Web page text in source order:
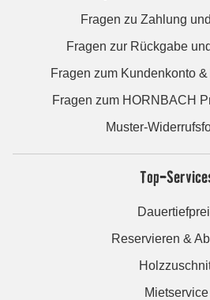
Fragen zu Zahlung
Fragen zur Rückgabe
Fragen zum Kundenkonto
Fragen zum HORNBACH
Muster-
Top-
Reservieren &
Mietservice